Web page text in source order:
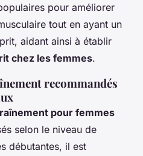
pour améliorer
tout en ayant un
aidant ainsi à établir
chez les femmes.
recommandés
pour femmes
selon le niveau de
débutantes, il est